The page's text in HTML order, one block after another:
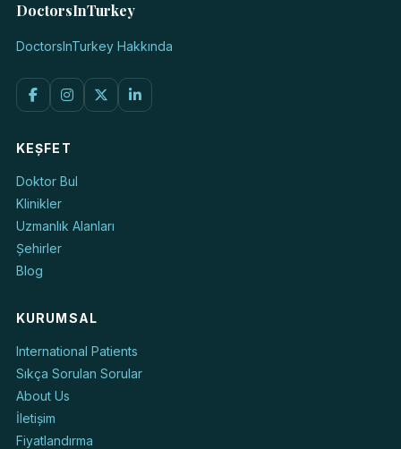
DoctorsInTurkey
DoctorsInTurkey Hakkında
KEŞFET
Doktor Bul
Klinikler
Uzmanlık Alanları
Şehirler
Blog
KURUMSAL
International Patients
Sıkça Sorulan Sorular
About Us
İletişim
Fiyatlandırma